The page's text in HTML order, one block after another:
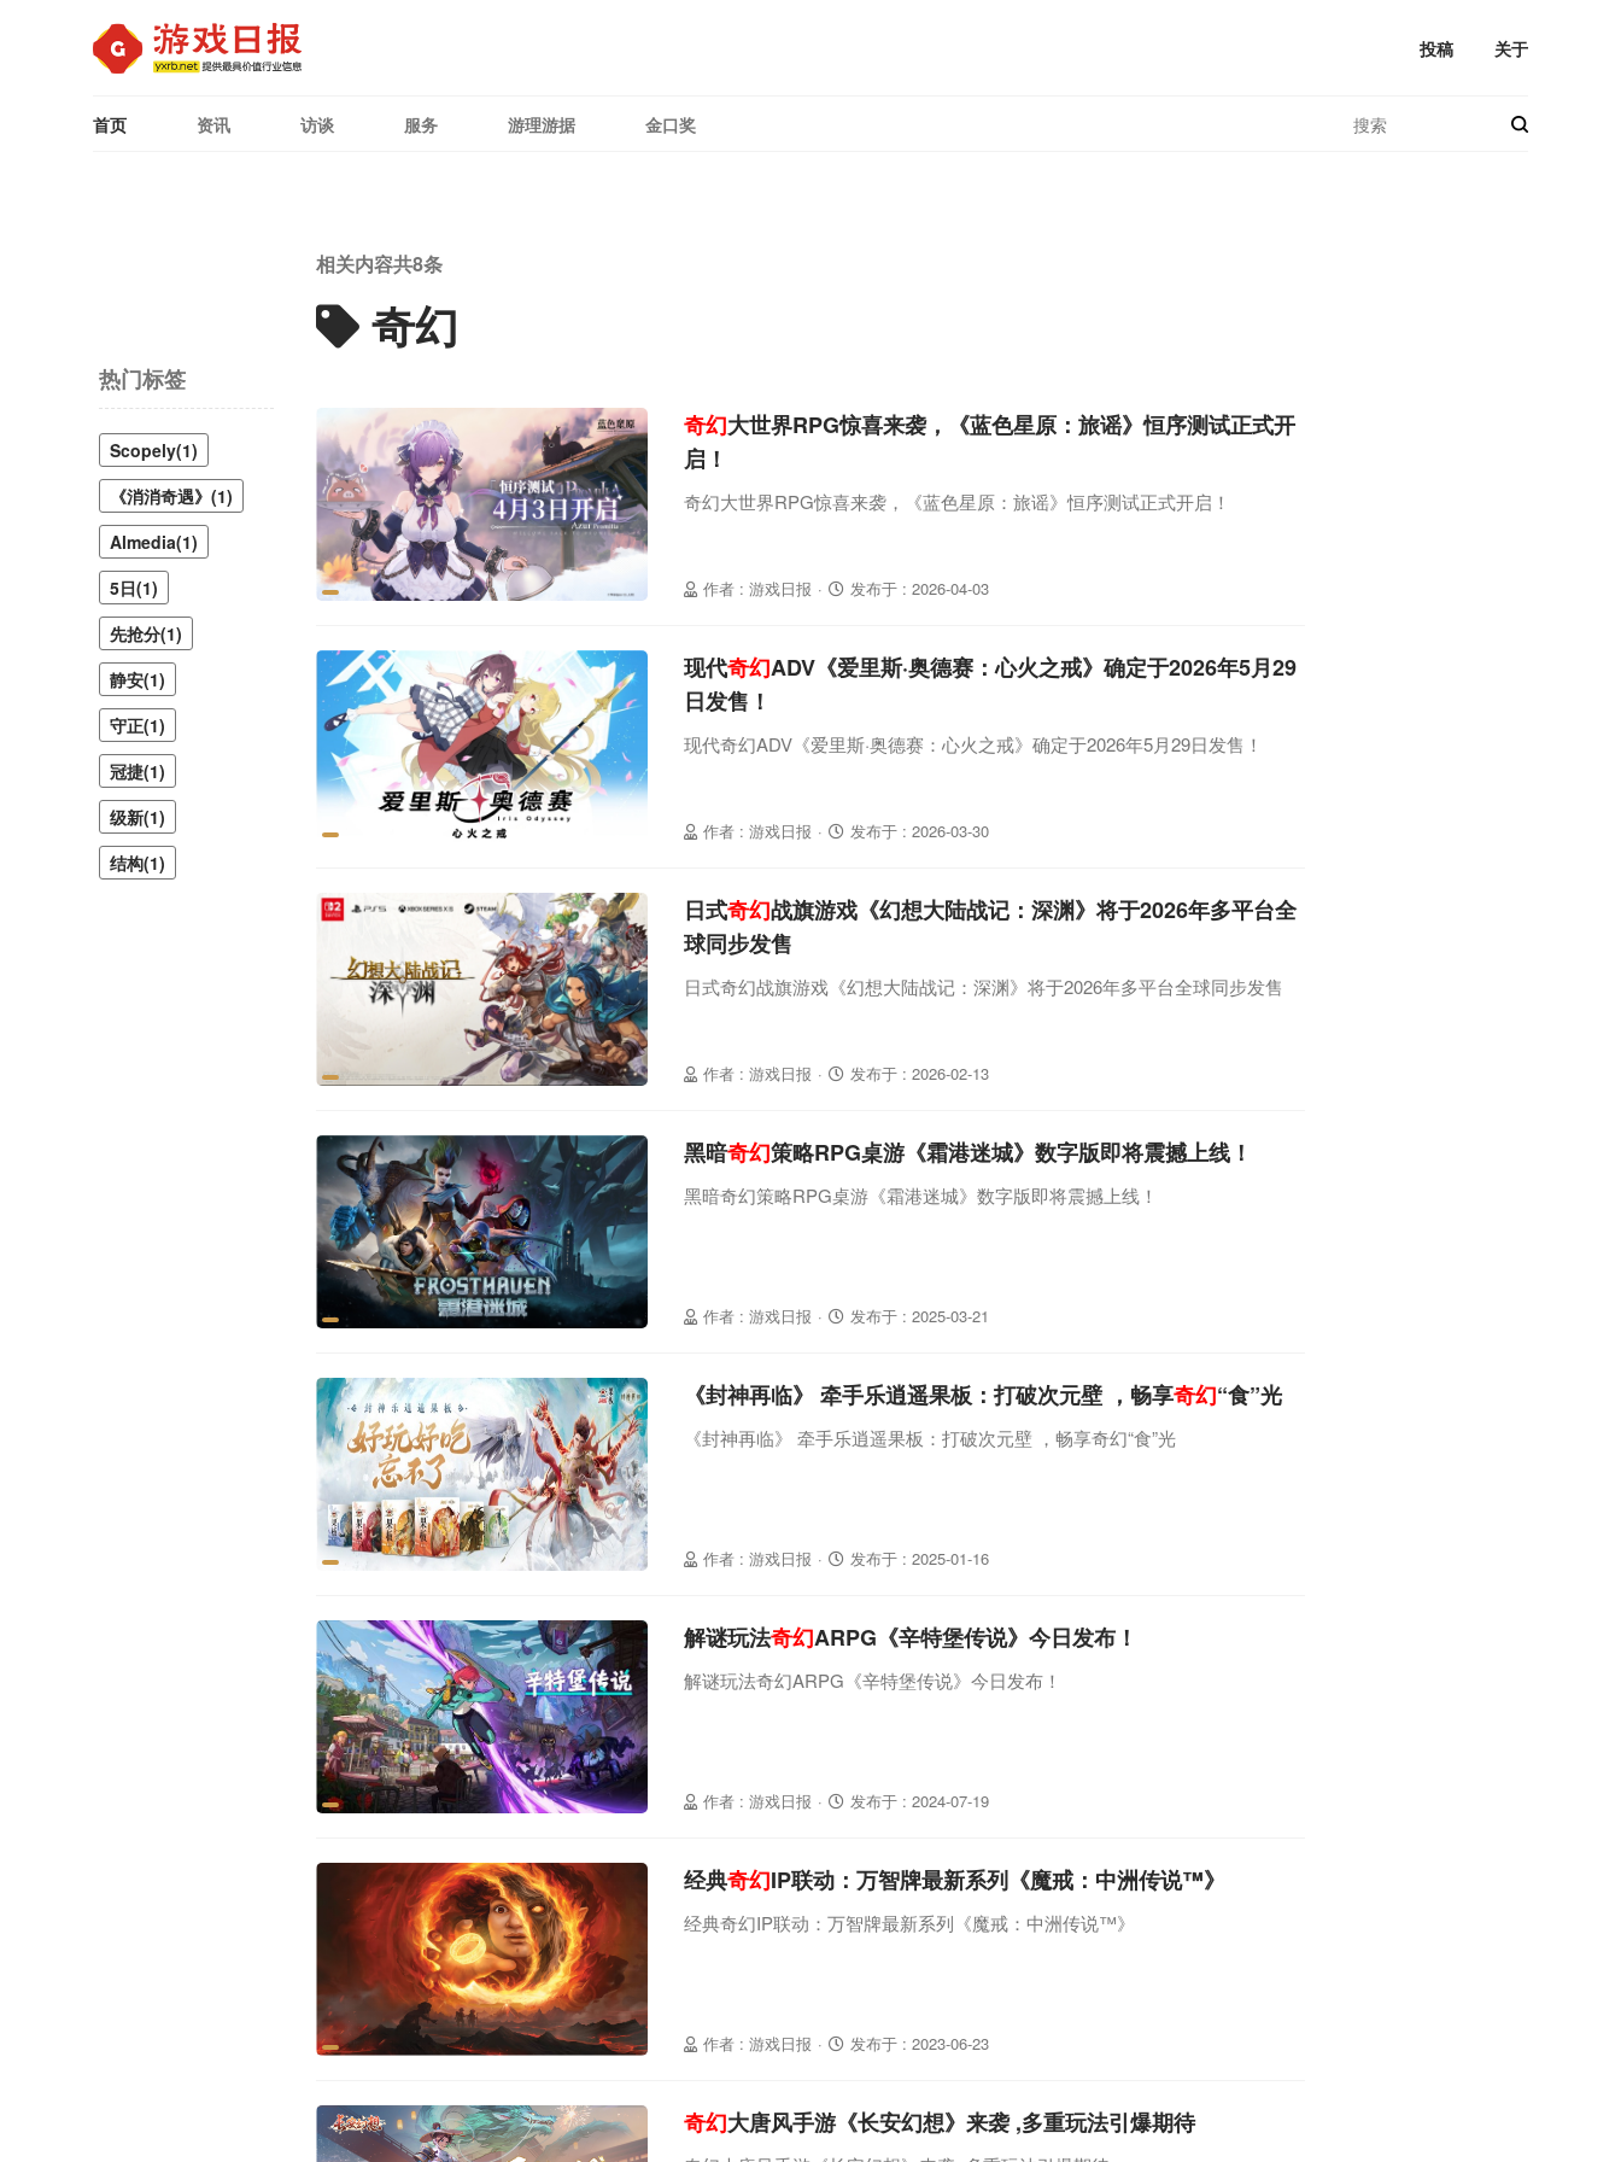
投稿 关于
首页 资讯 访谈 服务 游理游据 金口奖
热门标签
Scopely(1)
《消消奇遇》(1)
Almedia(1)
5日(1)
先抢分(1)
静安(1)
守正(1)
冠捷(1)
级新(1)
结构(1)
相关内容共8条
奇幻
作者 : 游戏日报 · 发布于 : 2026-04-03
奇幻大世界RPG惊喜来袭，《蓝色星原：旅谣》恒序测试正式开
启！
奇幻大世界RPG惊喜来袭，《蓝色星原：旅谣》恒序测试正式开启！
作者 : 游戏日报 · 发布于 : 2026-03-30
现代奇幻ADV《爱里斯·奥德赛：心火之戒》确定于2026年5月29
日发售！
现代奇幻ADV《爱里斯·奥德赛：心火之戒》确定于2026年5月29日发售！
作者 : 游戏日报 · 发布于 : 2026-02-13
日式奇幻战旗游戏《幻想大陆战记：深渊》将于2026年多平台全
球同步发售
日式奇幻战旗游戏《幻想大陆战记：深渊》将于2026年多平台全球同步发售
作者 : 游戏日报 · 发布于 : 2025-03-21
黑暗奇幻策略RPG桌游《霜港迷城》数字版即将震撼上线！
黑暗奇幻策略RPG桌游《霜港迷城》数字版即将震撼上线！
作者 : 游戏日报 · 发布于 : 2025-01-16
《封神再临》 牵手乐逍遥果板：打破次元壁 ，畅享奇幻“食”光
《封神再临》 牵手乐逍遥果板：打破次元壁 ，畅享奇幻“食”光
作者 : 游戏日报 · 发布于 : 2024-07-19
解谜玩法奇幻ARPG《辛特堡传说》今日发布！
解谜玩法奇幻ARPG《辛特堡传说》今日发布！
作者 : 游戏日报 · 发布于 : 2023-06-23
经典奇幻IP联动：万智牌最新系列《魔戒：中洲传说™》
经典奇幻IP联动：万智牌最新系列《魔戒：中洲传说™》
奇幻 大唐风手游《长安幻想》来袭 ,多重玩法引爆期待